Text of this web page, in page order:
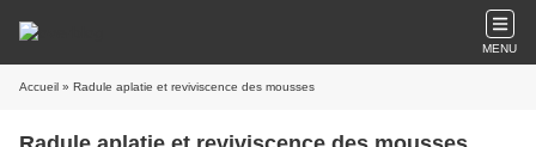
MENU
Accueil » Radule aplatie et reviviscence des mousses